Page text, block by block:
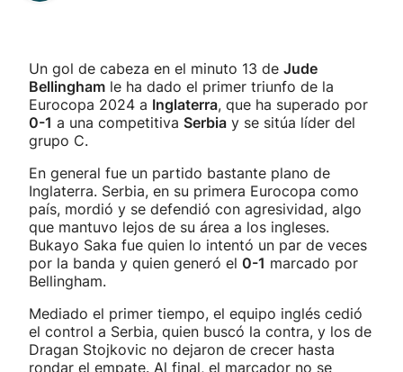
Un gol de cabeza en el minuto 13 de Jude
Bellingham le ha dado el primer triunfo de la
Eurocopa 2024 a Inglaterra, que ha superado por
0-1 a una competitiva Serbia y se sitúa líder del
grupo C.
En general fue un partido bastante plano de
Inglaterra. Serbia, en su primera Eurocopa como
país, mordió y se defendió con agresividad, algo
que mantuvo lejos de su área a los ingleses.
Bukayo Saka fue quien lo intentó un par de veces
por la banda y quien generó el 0-1 marcado por
Bellingham.
Mediado el primer tiempo, el equipo inglés cedió
el control a Serbia, quien buscó la contra, y los de
Dragan Stojkovic no dejaron de crecer hasta
rondar el empate. Al final, el marcador no se